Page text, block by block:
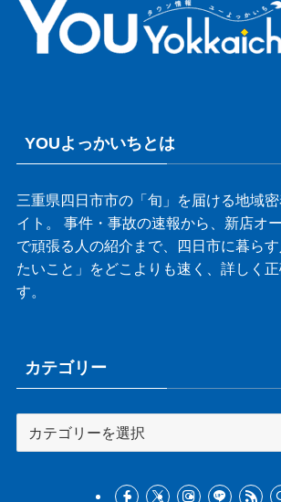
YOUよっかいちとは
三重県四日市市の「旬」を届ける地域
イト。 事件・事故の速報から、新店オ
で頑張る人の紹介まで、四日市に暮ら
たいこと」をどこよりも速く、詳しく
す。
カテゴリー
テ